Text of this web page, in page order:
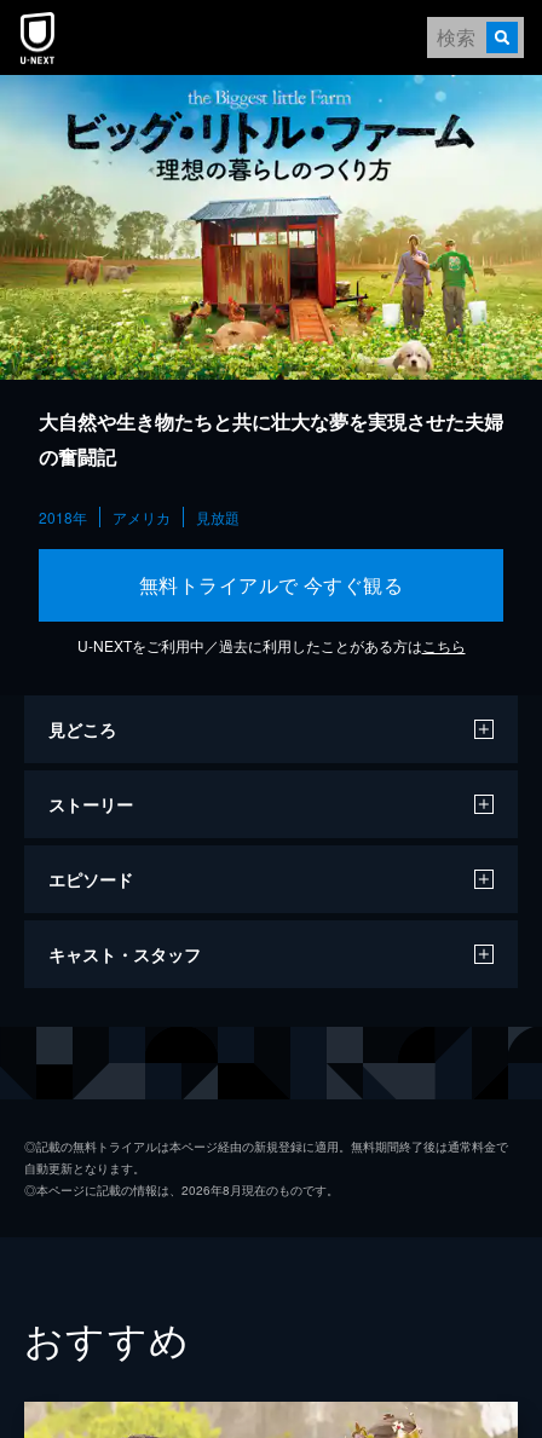
本文へスキップ
大自然や生き物たちと共に壮大な夢を実現させた夫婦
の奮闘記
2018年 アメリカ 見放題
無料トライアルで 今すぐ観る
U-NEXTをご利用中／過去に利用したことがある方は こちら
見どころ
ストーリー
エピソード
ビッグ・リトル・ファーム 理想の暮らし
キャスト・スタッフ
モリー・チェスター
脚本
◎記載の無料トライアルは本ページ経由の新規登録に適用。無料期間終了後は通常料金で
自動更新となります。
◎本ページに記載の情報は、2026年8月現在のものです。
おすすめ